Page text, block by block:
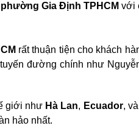
Gia Định TPHCM với
rất thuận tiện cho khách
đường chính như
giới như Hà Lan, Ecuador,
hảo nhất.